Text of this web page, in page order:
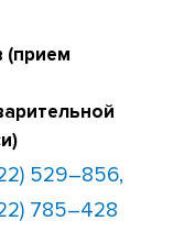
(прием
529–856,
785–428